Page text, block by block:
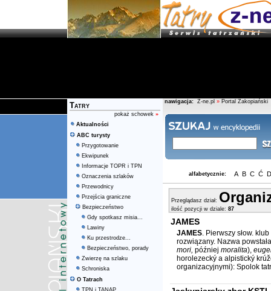
Tatry
pokaż schowek »
Aktualności
ABC turysty
Przygotowanie
Ekwipunek
Informacje TOPR i TPN
Oznaczenia szlaków
Przewodnicy
Przejścia graniczne
Bezpieczeństwo
Gdy spotkasz misia...
Lawiny
Ku przestrodze...
Bezpieczeństwo, porady
Zwierzę na szlaku
Schroniska
O Tatrach
TPN i TANAP
nawigacja: Z-ne.pl » Portal Zakopiański
alfabetycznie: A B C Ć D
Przeglądasz dział:
ilość pozycji w dziale: 87
JAMES
JAMES. Pierwszy słow.
rozwiązany. Nazwa
mori, później moralita),
horolezecký a alpistický
organizacyjnymi): Spolok